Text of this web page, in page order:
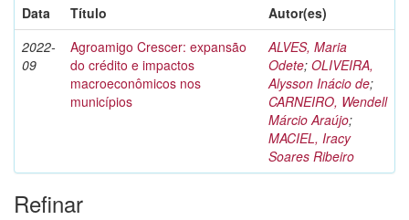
Data
Título
Autor(es)
2022-
09
Agroamigo Crescer: expansão
do crédito e impactos
macroeconômicos nos
municípios
ALVES, Maria
Odete; OLIVEIRA,
Alysson Inácio de;
CARNEIRO, Wendell
Márcio Araújo;
MACIEL, Iracy
Soares Ribeiro
Refinar